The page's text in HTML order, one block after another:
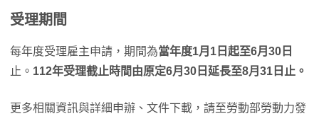
受理期間
每年度受理雇主申請，期間為當年度1月1日起至6月30日
止。 112年受理截止時間由原定6月30日延長至8月31日止。
更多相關資訊與詳細申辦、文件下載，請至勞動部勞動力發